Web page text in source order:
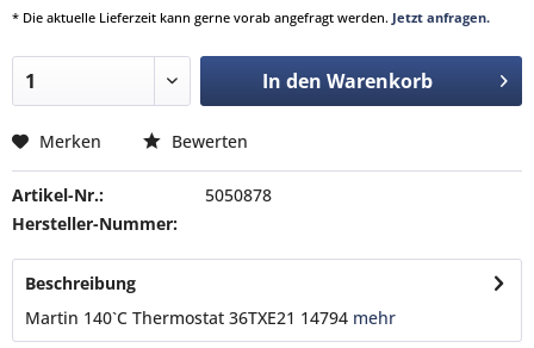
* Die aktuelle Lieferzeit kann gerne vorab angefragt werden. Jetzt anfragen.
In den Warenkorb
Merken Bewerten
Artikel-Nr.:
5050878
Hersteller-Nummer:
Beschreibung
Martin 140`C Thermostat 36TXE21 14794 mehr